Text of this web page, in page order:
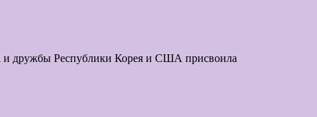
и дружбы Республики Корея и США присвоила